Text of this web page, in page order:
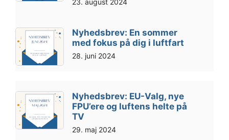
23. august 2024
Nyhedsbrev: En sommer
med fokus på dig i luftfart
28. juni 2024
Nyhedsbrev: EU-Valg, nye
FPU’ere og luftens helte på
TV
29. maj 2024